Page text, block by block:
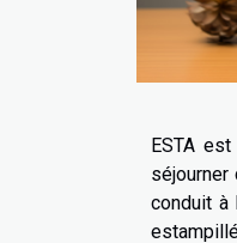
ESTA
séjourner
conduit à